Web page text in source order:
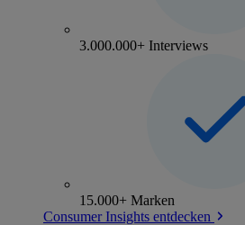
3.000.000+ Interviews
15.000+ Marken
Consumer Insights entdecken